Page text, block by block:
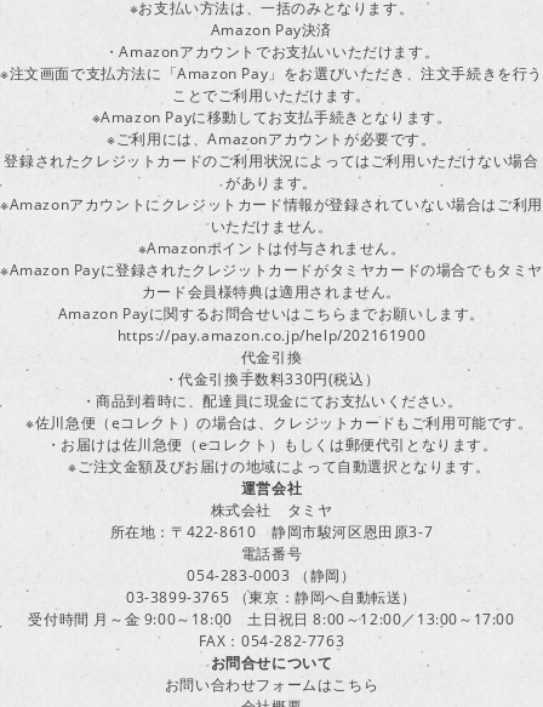
※お支払い方法は、一括のみとなります。
Amazon Pay決済
・Amazonアカウントでお支払いいただけます。
※注文画面で支払方法に「Amazon Pay」をお選びいただき、注文手続きを行う
ことでご利用いただけます。
※Amazon Payに移動してお支払手続きとなります。
※ご利用には、Amazonアカウントが必要です。
登録されたクレジットカードのご利用状況によってはご利用いただけない場合
があります。
※Amazonアカウントにクレジットカード情報が登録されていない場合はご利用
いただけません。
※Amazonポイントは付与されません。
※Amazon Payに登録されたクレジットカードがタミヤカードの場合でもタミヤ
カード会員様特典は適用されません。
Amazon Payに関するお問合せいはこちらまでお願いします。
https://pay.amazon.co.jp/help/202161900
代金引換
・代金引換手数料330円(税込）
・商品到着時に、配達員に現金にてお支払いください。
※佐川急便（eコレクト）の場合は、クレジットカードもご利用可能です。
・お届けは佐川急便（eコレクト）もしくは郵便代引となります。
※ご注文金額及びお届けの地域によって自動選択となります。
運営会社
株式会社 タミヤ
所在地：〒422-8610 静岡市駿河区恩田原3-7
電話番号
054-283-0003 （静岡）
03-3899-3765 （東京：静岡へ自動転送）
受付時間 月～金 9:00～18:00 土日祝日 8:00～12:00／13:00～17:00
FAX：054-282-7763
お問合せについて
お問い合わせフォームはこちら